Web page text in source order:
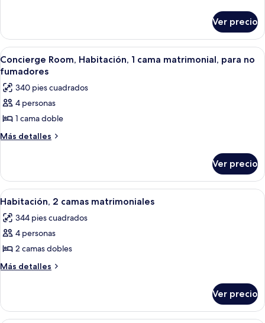
King
size
1
cama
King
size
Ver precio
Abrir
todas
las
fotos
de
Concierge
Room,
cama
matrimonial,
para
no
fumadores
Una habitación de hotel con un
10
Concierge Room, Habitación, 1 cama matrimonial, para no
fumadores
340 pies cuadrados
4 personas
1 cama doble
Más detalles
Más
Room,
Habitación,
1
matrimonial,
para
fumadores
Ver precio
Abrir
todas
las
fotos
de
Habitación,
matrimoniales
Habitación de hotel con dos camas,
11
Habitación, 2 camas matrimoniales
344 pies cuadrados
4 personas
2 camas dobles
Más detalles
Más
2
camas
Ver precio